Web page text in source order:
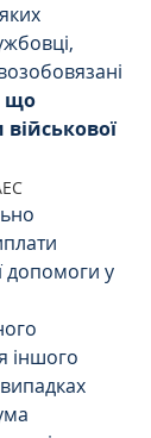
що
допомоги у
іншого